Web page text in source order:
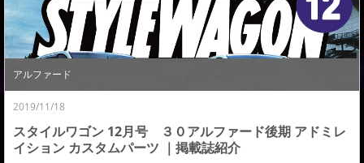
アルファード
2019/11/18
スタイルワゴン 12月号 ３０アルファード後期 アドミレ
イション カスタムパーツ ｜掲載誌紹介